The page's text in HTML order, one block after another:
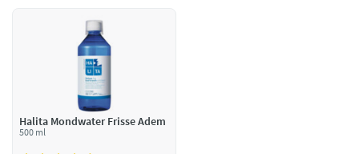
Halita Mondwater Frisse Adem
500 ml